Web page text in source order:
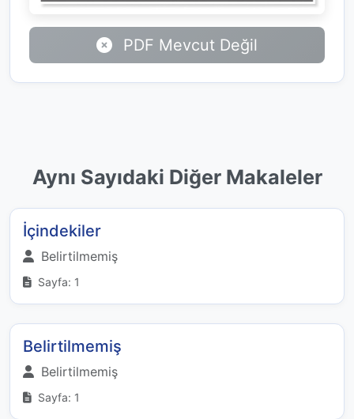
PDF Mevcut Değil
Aynı Sayıdaki Diğer Makaleler
İçindekiler
Belirtilmemiş
Sayfa: 1
Belirtilmemiş
Belirtilmemiş
Sayfa: 1